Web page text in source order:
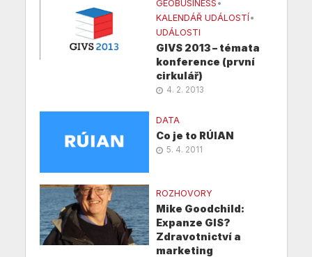
GEOBUSINESS •
KALENDÁŘ UDÁLOSTÍ•
UDÁLOSTI
GIVS 2013 – témata
konference (první
cirkulář)
4. 2. 2013
DATA
Co je to RÚIAN
5. 4. 2011
ROZHOVORY
Mike Goodchild:
Expanze GIS?
Zdravotnictví a
marketing